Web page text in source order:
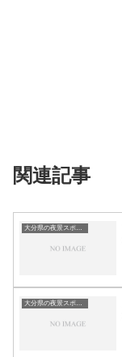
関連記事
大分県の夜景スポット一覧
大分県の夜景スポット一覧